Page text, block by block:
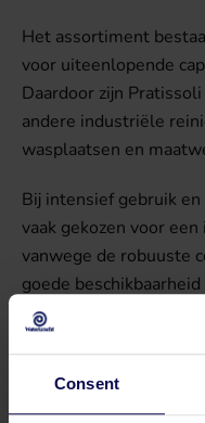
Consent
Het assortiment
voor uiteenlopende
Daardoor zijn
andere industriële
wasplaatsen en
Bij intensief gebruik
vaak gekozen voor
vanwege de robuuste
goede
ondersteunen met
technische